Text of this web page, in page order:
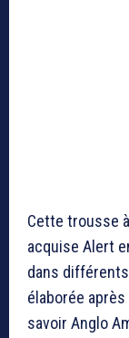
Cette trousse
acquise Alert
dans
élaborée
savoir Anglo